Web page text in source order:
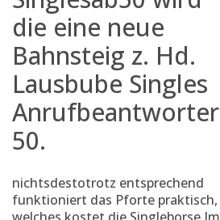
die eine neue
Bahnsteig z. Hd.
Lausbube Singles
Anrufbeantworter
50.
nichtsdestotrotz entsprechend
funktioniert das Pforte praktisch,